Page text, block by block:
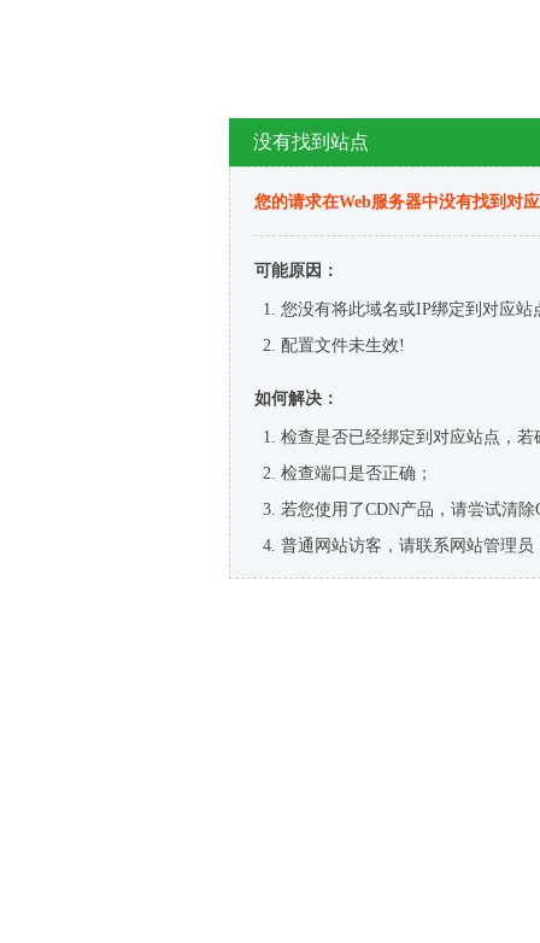
没有找到站点
您的请求在Web服务器中没有找到对
可能原因：
您没有将此域名或IP绑定到对应站
配置文件未生效!
如何解决：
检查是否已经绑定到对应站点，
检查端口是否正确；
若您使用了CDN产品，请尝试清除
普通网站访客，请联系网站管理员